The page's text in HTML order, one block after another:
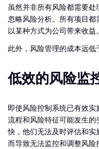
虽然并非所有风险都需要
忽略风险分析。所有项目
以某种方式为公司带来收益。
此外，风险管理的成本远低
低效的风险监
即使风险控制系统已有效
流程和风险特征可能发生
快，他们无法及时评估和
而导致无法监控和调整风险